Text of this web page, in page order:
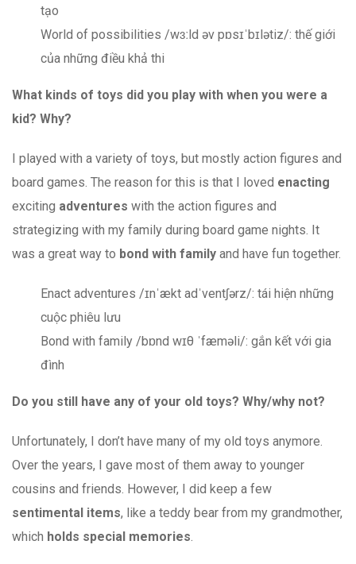
tạo
World of possibilities /wɜːld əv pɒsɪˈbɪlətiz/: thế giới
của những điều khả thi
What kinds of toys did you play with when you were a
kid? Why?
I played with a variety of toys, but mostly action figures and
board games. The reason for this is that I loved enacting
exciting adventures with the action figures and
strategizing with my family during board game nights. It
was a great way to bond with family and have fun together.
Enact adventures /ɪnˈækt adˈventʃərz/: tái hiện những
cuộc phiêu lưu
Bond with family /bɒnd wɪθ ˈfæməli/: gắn kết với gia
đình
Do you still have any of your old toys? Why/why not?
Unfortunately, I don’t have many of my old toys anymore.
Over the years, I gave most of them away to younger
cousins and friends. However, I did keep a few
sentimental items, like a teddy bear from my grandmother,
which holds special memories